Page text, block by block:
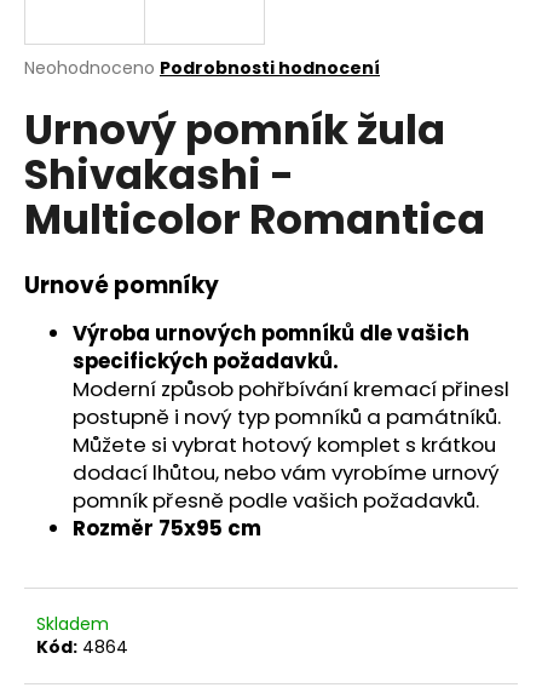
Průměrné
produktu
je
0,0
z
5
hvězdiček.
Neohodnoceno Podrobnosti hodnocení
Urnový pomník žula
Shivakashi -
Multicolor Romantica
Urnové pomníky
Výroba urnových pomníků dle vašich
specifických požadavků.
Moderní způsob pohřbívání kremací přinesl
postupně i nový typ pomníků a památníků.
Můžete si vybrat hotový komplet s krátkou
dodací lhůtou, nebo vám vyrobíme urnový
pomník přesně podle vašich požadavků.
Rozměr 75x95 cm
Skladem
Kód: 4864
j
t
?
HLEDAT
j
e
m
e